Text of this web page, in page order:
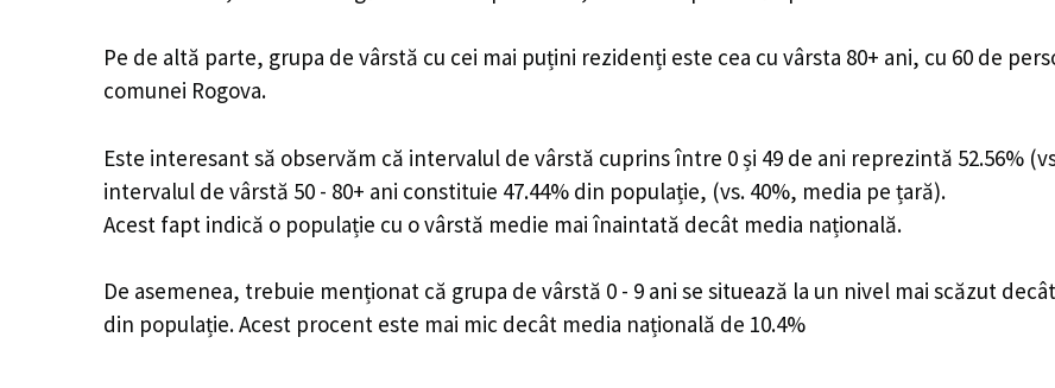
Pe de altă parte, grupa de vârstă cu cei mai puțini rezidenți este cea cu vârsta 80+ ani, cu 60 de
comunei Rogova.
Este interesant să observăm că intervalul de vârstă cuprins între 0 și 49 de ani reprezintă 52.56%
intervalul de vârstă 50 - 80+ ani constituie 47.44% din populație, (vs. 40%, media pe țară).
Acest fapt indică o populație cu o vârstă medie mai înaintată decât media națională.
De asemenea, trebuie menționat că grupa de vârstă 0 - 9 ani se situează la un nivel mai scăzut
din populație. Acest procent este mai mic decât media națională de 10.4%